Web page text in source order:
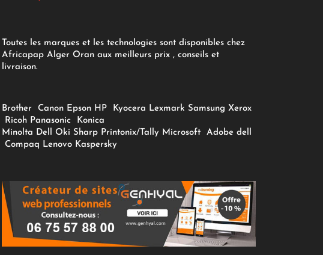
Toutes les marques et les technologies sont disponibles chez
Africapap Alger Oran aux meilleurs prix , conseils et
livraison.
Brother Canon Epson HP Kyocera Lexmark Samsung Xerox
Ricoh Panasonic
Konica
Minolta Dell Oki Sharp Printonix/Tally Microsoft Adobe dell
Compaq Lenovo Kaspersky